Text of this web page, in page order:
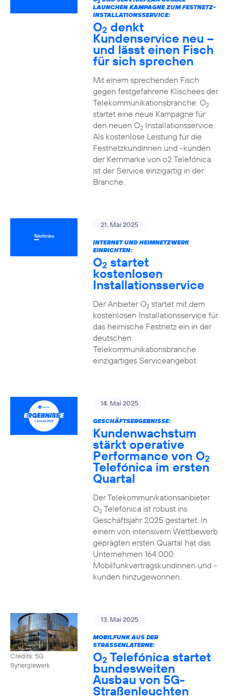
2
LAUNCHEN KAMPAGNE ZUM FESTNETZ-
INSTALLATIONSSERVICE:
O2 denkt
Kundenservice neu –
und lässt einen Fisch
für sich sprechen
Mit einem sprechenden Fisch
gegen festgefahrene Klischees der
Telekommunikationsbranche: O2
startet eine neue Kampagne für
den neuen O2Installationsservice.
Als kostenlose Leistung für die
Festnetzkundinnen und -kunden
der Kernmarke von o2 Telefónica
ist der Service einzigartig in der
Branche.
21. Mai 2025
INTERNET UND HEIMNETZWERK
EINRICHTEN:
O2 startet
kostenlosen
Installationsservice
Der Anbieter O2startet mit dem
kostenlosen Installationsservice für
das heimische Festnetz ein in der
deutschen
Telekommunikationsbranche
einzigartiges Serviceangebot.
14. Mai 2025
GESCHÄFTSERGEBNISSE:
Kundenwachstum
stärkt operative
Performance von O2
Telefónica im ersten
Quartal
Der Telekommunikationsanbieter
O2Telefónica ist robust ins
Geschäftsjahr 2025 gestartet. In
einem von intensivem Wettbewerb
geprägten ersten Quartal hat das
Unternehmen 164.000
Mobilfunkvertragskundinnen und -
kunden hinzugewonnen.
Credits: 5G
Synergiewerk
13. Mai 2025
MOBILFUNK AUS DER
STRASSENLATERNE:
O2 Telefónica startet
bundesweiten
Ausbau von 5G-
Straßenleuchten